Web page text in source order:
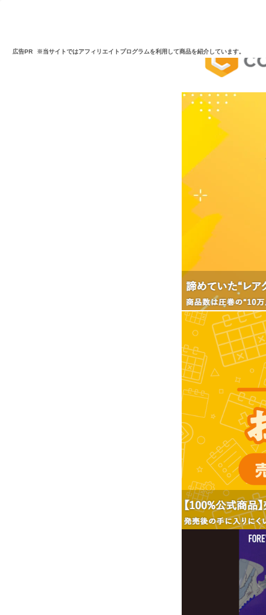
広告PR ※当サイトではアフィリエイトプログラムを利用して商品を紹介しています。